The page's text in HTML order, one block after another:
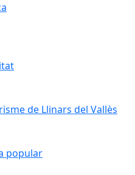
de Llinars del Vallès
popular